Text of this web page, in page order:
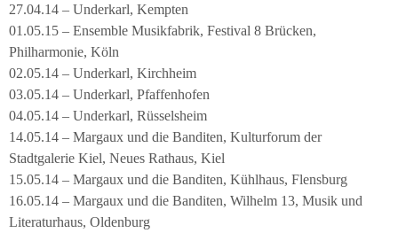
27.04.14 – Underkarl, Kempten
01.05.15 – Ensemble Musikfabrik, Festival 8 Brücken,
Philharmonie, Köln
02.05.14 – Underkarl, Kirchheim
03.05.14 – Underkarl, Pfaffenhofen
04.05.14 – Underkarl, Rüsselsheim
14.05.14 – Margaux und die Banditen, Kulturforum der
Stadtgalerie Kiel, Neues Rathaus, Kiel
15.05.14 – Margaux und die Banditen, Kühlhaus, Flensburg
16.05.14 – Margaux und die Banditen, Wilhelm 13, Musik und
Literaturhaus, Oldenburg